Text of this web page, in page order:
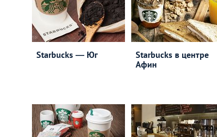
Starbucks ― Юг
Starbucks в центре
Афин